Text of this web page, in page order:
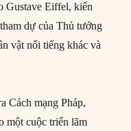
Gustave Eiffel, kiến
dự của Thủ tướng
vật nổi tiếng khác và
Cách mạng Pháp,
một cuộc triển lãm